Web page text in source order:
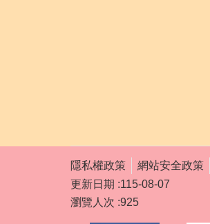
隱私權政策 網站安全政策
更新日期
115-08-07
瀏覽人次 925